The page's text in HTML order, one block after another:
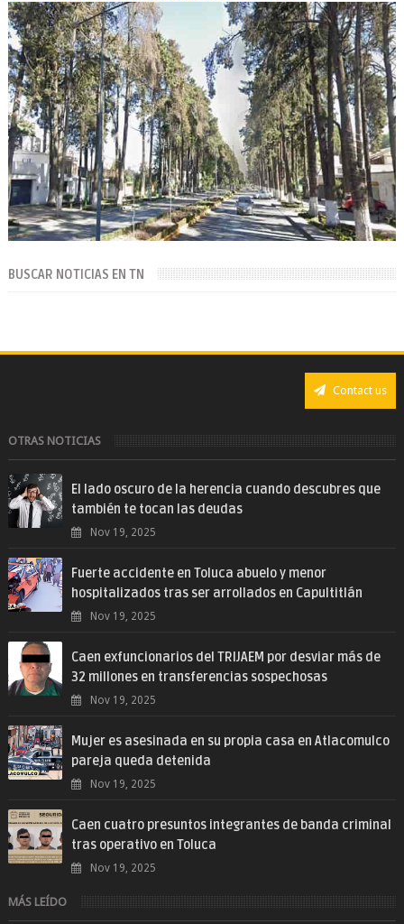
BUSCAR NOTICIAS EN TN
Contact us
OTRAS NOTICIAS
El lado oscuro de la herencia cuando descubres que
también te tocan las deudas
Nov 19, 2025
Fuerte accidente en Toluca abuelo y menor
hospitalizados tras ser arrollados en Capultitlán
Nov 19, 2025
Caen exfuncionarios del TRIJAEM por desviar más de
32 millones en transferencias sospechosas
Nov 19, 2025
Mujer es asesinada en su propia casa en Atlacomulco
pareja queda detenida
Nov 19, 2025
Caen cuatro presuntos integrantes de banda criminal
tras operativo en Toluca
Nov 19, 2025
MÁS LEÍDO